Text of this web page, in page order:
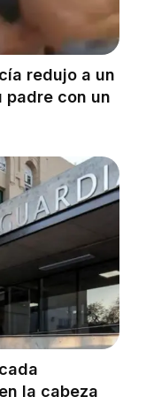
redujo a un
padre con un
la cabeza